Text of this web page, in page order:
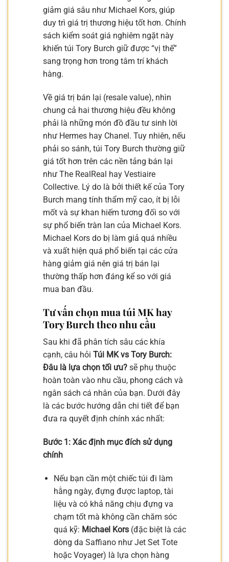
giảm giá sâu như Michael Kors, giúp
duy trì giá trị thương hiệu tốt hơn. Chính
sách kiểm soát giá nghiêm ngặt này
khiến túi Tory Burch giữ được “vị thế”
sang trọng hơn trong tâm trí khách
hàng.
Về giá trị bán lại (resale value), nhìn
chung cả hai thương hiệu đều không
phải là những món đồ đầu tư sinh lời
như Hermes hay Chanel. Tuy nhiên, nếu
phải so sánh, túi Tory Burch thường giữ
giá tốt hơn trên các nền tảng bán lại
như The RealReal hay Vestiaire
Collective. Lý do là bởi thiết kế của Tory
Burch mang tính thẩm mỹ cao, ít bị lỗi
mốt và sự khan hiếm tương đối so với
sự phổ biến tràn lan của Michael Kors.
Michael Kors do bị làm giả quá nhiều
và xuất hiện quá phổ biến tại các cửa
hàng giảm giá nên giá trị bán lại
thường thấp hơn đáng kể so với giá
mua ban đầu.
Tư vấn chọn mua túi MK hay
Tory Burch theo nhu cầu
Sau khi đã phân tích sâu các khía
cạnh, câu hỏi Túi MK vs Tory Burch:
Đâu là lựa chọn tối ưu? sẽ phụ thuộc
hoàn toàn vào nhu cầu, phong cách và
ngân sách cá nhân của bạn. Dưới đây
là các bước hướng dẫn chi tiết để bạn
đưa ra quyết định chính xác nhất:
Bước 1: Xác định mục đích sử dụng
chính
Nếu bạn cần một chiếc túi đi làm
hằng ngày, đựng được laptop, tài
liệu và có khả năng chịu đựng va
chạm tốt mà không cần chăm sóc
quá kỹ: Michael Kors(đặc biệt là các
dòng da Saffiano như Jet Set Tote
hoặc Voyager) là lựa chọn hàng